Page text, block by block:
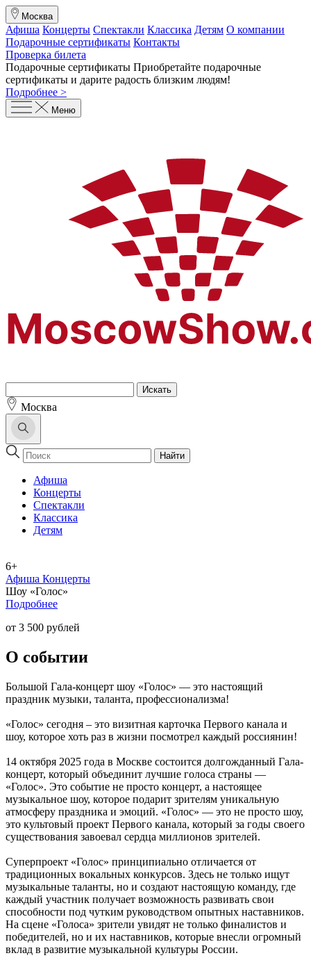
Москва
Афиша Концерты Спектакли Классика Детям О компании
Подарочные сертификаты Контакты
Проверка билета
Подарочные сертификаты Приобретайте подарочные
сертификаты и дарите радость близким людям!
Подробнее >
Меню
Москва
Найти
Афиша
Концерты
Спектакли
Классика
Детям
6+
Афиша Концерты
Шоу «Голос»
Подробнее
от 3 500 рублей
О событии
Большой Гала-концерт шоу «Голос» — это настоящий
праздник музыки, таланта, профессионализма!
«Голос» сегодня – это визитная карточка Первого канала и
шоу, которое хоть раз в жизни посмотрел каждый россиянин!
14 октября 2025 года в Москве состоится долгожданный Гала-
концерт, который объединит лучшие голоса страны —
«Голос». Это событие не просто концерт, а настоящее
музыкальное шоу, которое подарит зрителям уникальную
атмосферу праздника и эмоций. «Голос» — это не просто шоу,
это культовый проект Первого канала, который за годы своего
существования завоевал сердца миллионов зрителей.
Суперпроект «Голос» принципиально отличается от
традиционных вокальных конкурсов. Здесь не только ищут
музыкальные таланты, но и создают настоящую команду, где
каждый участник получает возможность развивать свои
способности под чутким руководством опытных наставников.
На сцене «Голоса» зрители увидят не только финалистов и
победителей, но и их наставников, которые внесли огромный
вклад в развитие музыкальной культуры России.